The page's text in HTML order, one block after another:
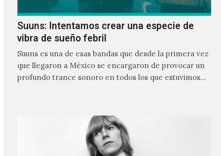
Suuns: Intentamos crear una especie de
vibra de sueño febril
Suuns es una de esas bandas que desde la primera vez
que llegaron a México se encargaron de provocar un
profundo trance sonoro en todos los que estuvimos